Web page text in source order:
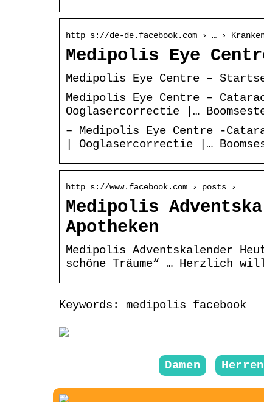
http s://de-de.facebook.com › … ›
Medipolis Eye
Medipolis Eye Centre –
Medipolis Eye Centre –
Ooglasercorrectie |…
– Medipolis Eye Centre -
| Ooglasercorrectie |…
http s://www.facebook.com › posts ›
Medipolis
Apotheken
Medipolis Adventskalender
schöne Träume“ … Herzlich
Keywords: medipolis facebook
Damen Herren